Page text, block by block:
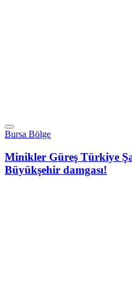
Bursa Bölge
Minikler Güreş Türkiye
Büyükşehir damgası!